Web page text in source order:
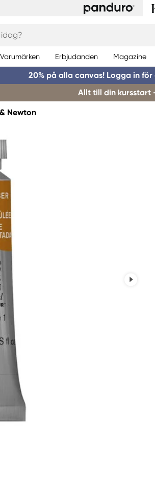
Varumärken Erbjudanden Magazine
20% på alla canvas! Logga in
Allt till din kursstart
Newton